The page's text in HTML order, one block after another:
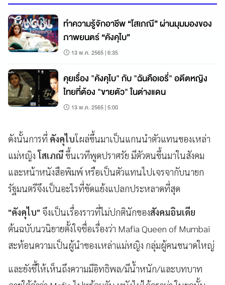
ทำความรู้จักอาชีพ “โสเภณี” ผ่านมุมมองของ
ภาพยนตร์ “คังคุไบ”
13 พ.ค. 2565 | 6:35
คุยเรื่อง "คังคุไบ" กับ "ฉันคือเอรี่" อดีตหญิง
ไทยที่ต้อง "ขายตัว" ในต่างแดน
13 พ.ค. 2565 | 5:00
ดังนั้นการที่ คังคุไบโผล่ขึ้นมาเป็นแกนนำตัวแทนของเหล่า
แม่หญิงโสเภณีขึ้นเวทีพูดปราศรัย มีตัวตนขึ้นมาในสังคม
และหน้าหนังสือพิมพ์ หรือเป็นตัวแทนไปเจรจากับนายก
รัฐมนตรีจึงเป็นอะไรที่ขัดแย้งแปลกประหลาดที่สุด
"คังคุไบ" จึงเป็นเรื่องราวที่ไม่ปกตินักของสังคมอินเดีย
ต้นฉบับนวนิยายตั้งใจชื่อเรื่องว่า Mafia Queen of Mumbai
สะท้อนความเป็นผู้นำของเหล่าแม่หญิง กลุ่มผู้คนขนาดใหญ่
และยังชี้ให้เห็นถึงความมีอิทธิพล/มีน้ำหนัก/และบทบาท